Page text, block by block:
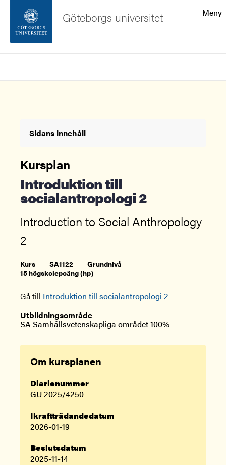
Sidfoten
Meny
Göteborgs universitet
Sidans innehåll
Kursplan
Introduktion till
socialantropologi 2
Introduction to Social Anthropology
2
Kurs SA1122
Grundnivå
15 högskolepoäng (hp)
Gå till Introduktion till socialantropologi 2
Utbildningsområde
SA Samhällsvetenskapliga området 100%
Om kursplanen
Diarienummer
GU 2025/4250
Ikraftträdandedatum
2026-01-19
Beslutsdatum
2025-11-14